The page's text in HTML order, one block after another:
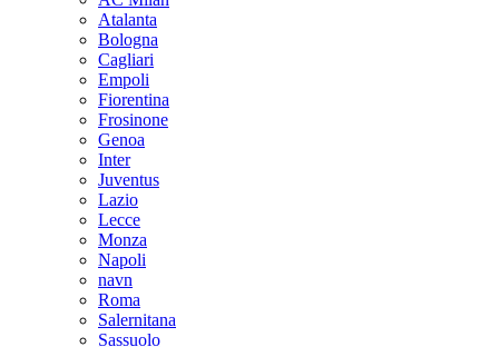
Atalanta
Bologna
Cagliari
Empoli
Fiorentina
Frosinone
Genoa
Inter
Juventus
Lazio
Lecce
Monza
Napoli
navn
Roma
Salernitana
Sassuolo